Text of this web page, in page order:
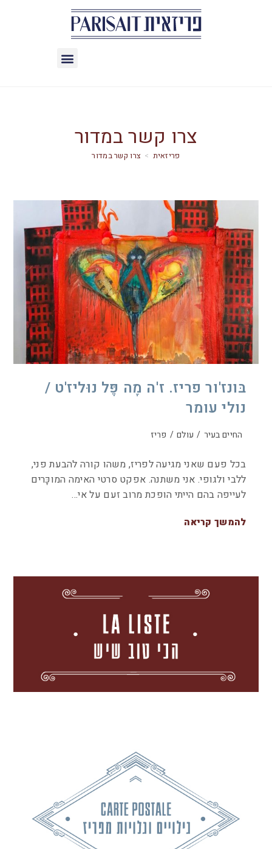
צרו קשר במדור
> צרו קשר במדור
בּונז'ור פריז. ז'ה מָה פֶּל נוּליז'ט /
נולי עומר
החיים בעיר / עולם / פריז
בכל פעם שאני מגיעה לפריז, משהו קורה להבעת פני,
ללבי ולגופי. אני משתנה. אפקט סרטי האימה המוכָּרים
לעייפה בהם הייתי הופכת מרוב זעם על אי…
להמשך קריאה